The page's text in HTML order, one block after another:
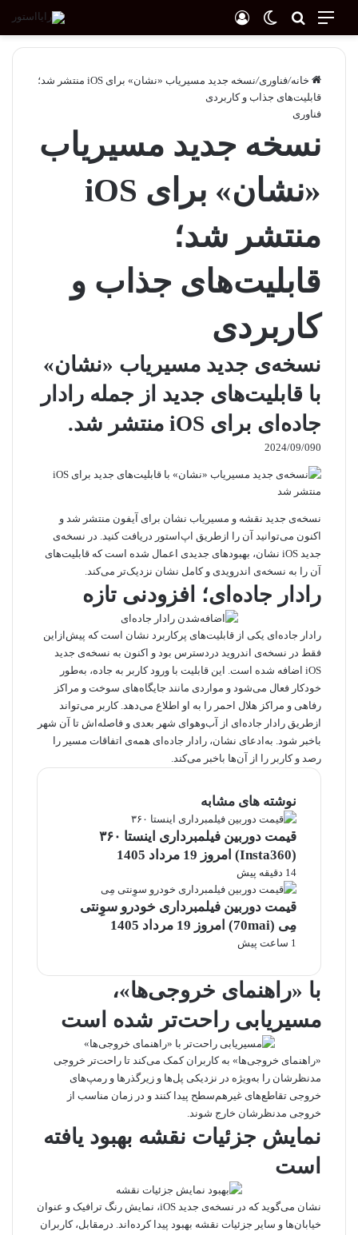
منو جستجو برایتغییر پوسته
خانه/فناوری/
نسخه جدید مسیریاب «نشان» برای iOS منتشر شد؛
قابلیت‌های جذاب و کاربردی
فناوری
نسخه جدید مسیریاب
«نشان» برای iOS
منتشر شد؛
قابلیت‌های جذاب و
کاربردی
نسخه‌ی جدید مسیریاب «نشان»
با قابلیت‌های جدید از جمله رادار
جاده‌ای برای iOS منتشر شد.
2024/09/090
نسخه‌ی جدید نقشه و مسیریاب نشان برای آیفون منتشر شد و
اکنون می‌توانید آن را ازطریق اپ‌استور دریافت کنید. در نسخه‌ی
جدید iOS نشان، بهبودهای جدیدی اعمال شده است که قابلیت‌های
آن را به نسخه‌ی اندرویدی و کامل نشان نزدیک‌تر می‌کند.
رادار جاده‌ای؛ افزودنی تازه
رادار جاده‌ای یکی از قابلیت‌های پرکاربرد نشان است که پیش‌از‌این
فقط در نسخه‌ی اندروید دردسترس بود و اکنون به نسخه‌ی جدید
iOS اضافه شده است. این قابلیت با ورود کاربر به جاده، به‌طور
خودکار فعال می‌شود و مواردی مانند جایگاه‌های سوخت و مراکز
رفاهی و مراکز هلال احمر را به او اطلاع می‌‌دهد. کاربر می‌تواند
ازطریق رادار جاده‌ای از آب‌وهوای شهر بعدی و فاصله‌اش تا آن شهر
باخبر شود. به‌ادعای نشان، رادار جاده‌ای همه‌ی اتفاقات مسیر را
رصد و کاربر را از آن‌ها باخبر می‌کند.
نوشته های مشابه
قیمت دوربین فیلمبرداری اینستا ۳۶۰
(Insta360) امروز 19 مرداد 1405
14 دقیقه پیش
قیمت دوربین فیلمبرداری خودرو سوِنتی
مِی (70mai) امروز 19 مرداد 1405
1 ساعت پیش
با «راهنمای خروجی‌ها»،
مسیریابی راحت‌تر شده است
«راهنمای خروجی‌ها»‌ به کاربران کمک می‌کند تا راحت‌تر خروجی
مدنظرشان را به‌ویژه در نزدیکی پل‌ها و زیرگذرها و رمپ‌های
خروجی تقاطع‌های غیر‌هم‌سطح پیدا کنند و در زمان مناسب از
خروجی مدنظرشان خارج شوند.
نمایش جزئیات نقشه بهبود یافته
است
نشان می‌گوید که در نسخه‌ی جدید iOS، نمایش رنگ‌ ترافیک و عنوان
خیابان‌ها و سایر جزئیات نقشه بهبود پیدا کرده‌اند. درمقابل، کاربران